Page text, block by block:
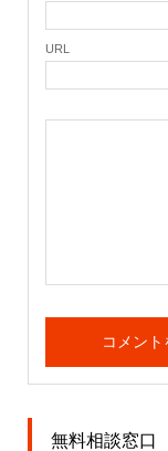
URL
無料相談窓口